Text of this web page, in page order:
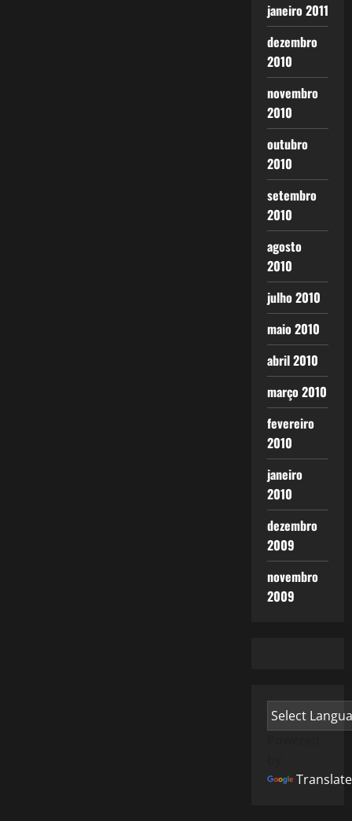
janeiro 2011
dezembro
2010
novembro
2010
outubro
2010
setembro
2010
agosto
2010
julho 2010
maio 2010
abril 2010
março 2010
fevereiro
2010
janeiro
2010
dezembro
2009
novembro
2009
Translate